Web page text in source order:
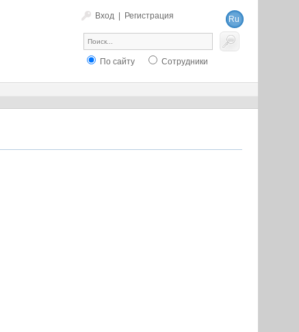
Вход Регистрация
Ru
En
По сайту Сотрудники